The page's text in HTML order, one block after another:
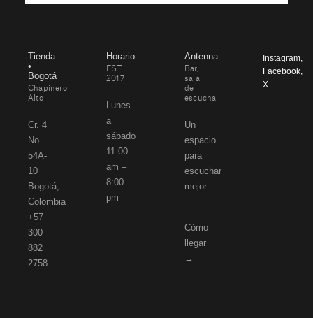
Tienda
•
Bogotá
Chapinero
Alto
Cr. 4
No.
54A-
10
Bogotá,
Colombia
+57
300
882
2758
Horario
EST.
2017
Lunes
a
sábado
11:00
am –
8:00
pm
Antenna
Bar,
sala
de
escucha
Un
espacio
para
escuchar
mejor.
Cómo
llegar
→
Instagram,
Facebook,
X